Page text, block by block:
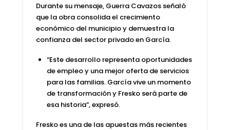
Durante su mensaje, Guerra Cavazos señaló
que la obra consolida el crecimiento
económicodel municipio y demuestra la
confianza del sector privadoen García.
“Este desarrollo representa oportunidades
de empleo y una mejor oferta de servicios
para las familias. Garcíavive un momento
de transformación y Fresko será parte de
esa historia”, expresó.
Fresko es una de las apuestas más recientes